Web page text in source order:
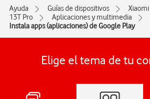
Ayuda Guías de dispositivos
Xiaomi
13T Pro
Aplicaciones y multimedia
Instala apps (aplicaciones) de Google Play
Elige el tema de tu